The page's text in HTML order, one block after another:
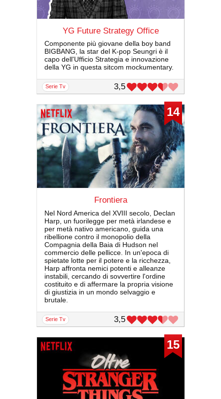
YG Future Strategy Office
Componente più giovane della boy band
BIGBANG, la star del K-pop Seungri è il
capo dell'Ufficio Strategia e innovazione
della YG in questa sitcom mockumentary.
serie Tv 3,5
14
Frontiera
Nel Nord America del XVIII secolo, Declan
Harp, un fuorilegge per metà irlandese e
per metà nativo americano, guida una
ribellione contro il monopolio della
Compagnia della Baia di Hudson nel
commercio delle pellicce. In un'epoca di
spietate lotte per il potere e la ricchezza,
Harp affronta nemici potenti e alleanze
instabili, cercando di sovvertire l'ordine
costituito e di affermare la propria visione
di giustizia in un mondo selvaggio e
brutale.
serie Tv 3,5
15